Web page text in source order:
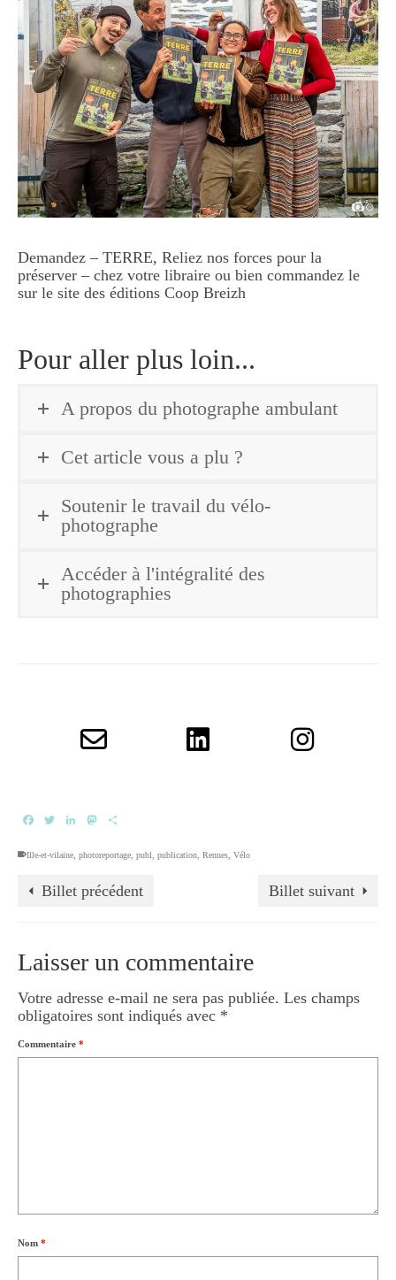
Demandez – TERRE, Reliez nos forces pour la
préserver – chez votre libraire ou bien commandez le
sur le site des éditions Coop Breizh
Pour aller plus loin...
A propos du photographe ambulant
Cet article vous a plu ?
Soutenir le travail du vélo-
photographe
Accéder à l'intégralité des
photographies
Facebook
TwitterLinkedInMastodon
Ille-et-vilaine, photoreportage, publ, publication, Rennes, Vélo
Billet précédent Billet suivant
Laisser un commentaire
Votre adresse e-mail ne sera pas publiée. Les champs
obligatoires sont indiqués avec *
Commentaire *
Nom *